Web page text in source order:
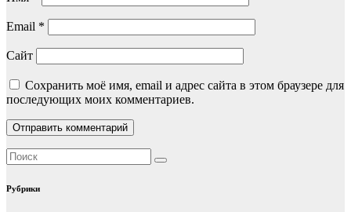
Email *
Сайт
Сохранить моё имя, email и адрес сайта в этом браузере для
последующих моих комментариев.
Рубрики